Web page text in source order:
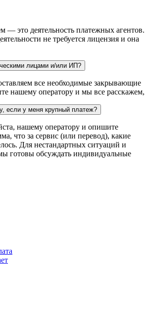
— это деятельность платежных агентов.
не требуется лицензия и она
лицами и/или ИП?
все необходимые закрывающие
нашему оператору и мы все расскажем,
если у меня крупный платеж?
нашему оператору и опишите
что за сервис (или перевод), какие
Для нестандартных ситуаций и
готовы обсуждать индивидуальные